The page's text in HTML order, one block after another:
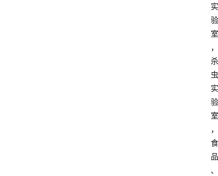
实
验
室
，
杀
虫
实
验
室
，
食
品
、